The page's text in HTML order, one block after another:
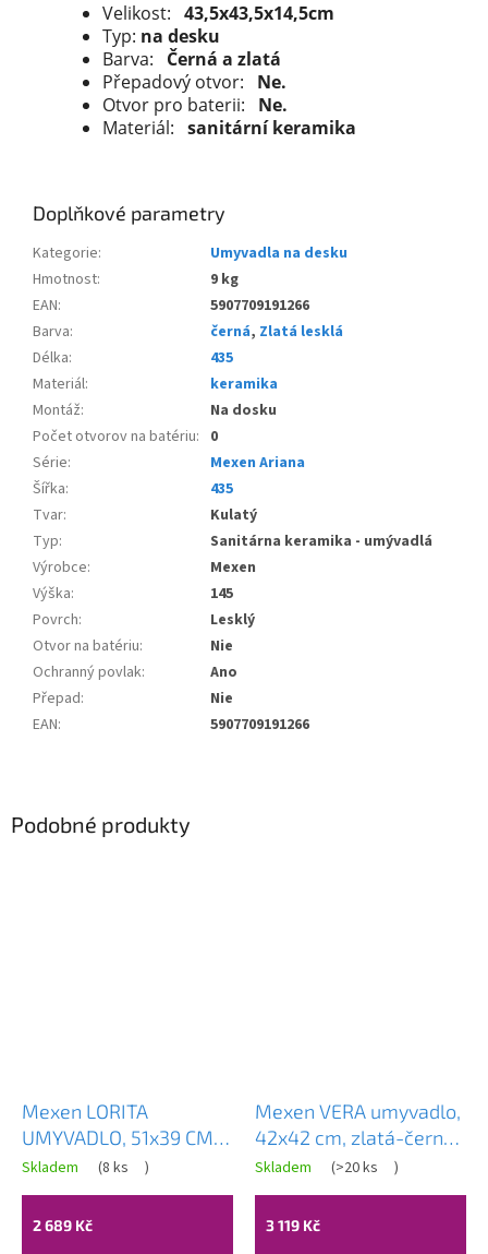
Velikost: 43,5x43,5x14,5cm
Typ: na desku
Barva:
Černá a zlatá
Přepadový otvor:
Ne.
Otvor pro baterii:
Ne.
Materiál: sanitární keramika
Doplňkové parametry
Kategorie:
Umyvadla na desku
Hmotnost:
9 kg
EAN:
5907709191266
Barva: černá, Zlatá lesklá
Délka:
435
Materiál:
keramika
Montáž:
Na dosku
Počet otvorov na batériu: 0
Série:
Mexen Ariana
Šířka:
435
Tvar:
Kulatý
Typ:
Sanitárna keramika - umývadlá
Výrobce:
Mexen
Výška:
145
Povrch:
Lesklý
Otvor na batériu:
Nie
Ochranný povlak:
Ano
Přepad:
Nie
EAN: 5907709191266
Podobné produkty
Mexen LORITA
UMYVADLO, 51x39 CM,
ČERNÁ / ZLATÁ ,
22135163
Skladem (8 ks )
2 689 Kč
Mexen VERA umyvadlo,
42x42 cm, zlatá-černá,
21074177
Skladem (>20 ks )
3 119 Kč